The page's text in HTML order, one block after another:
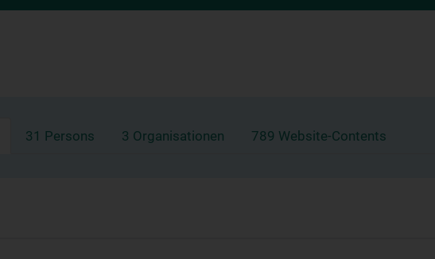
31 Persons 3 Organisationen 789 Website-Contents